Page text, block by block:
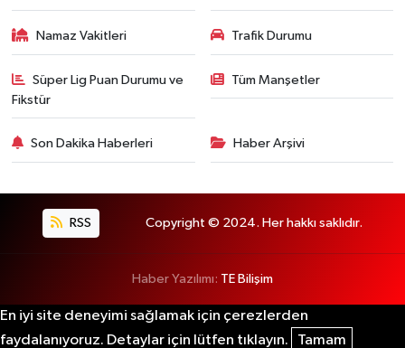
Namaz Vakitleri Trafik Durumu
Süper Lig Puan Durumu ve
Fikstür
Tüm Manşetler
Son Dakika Haberleri Haber Arşivi
RSS Copyright © 2024. Her hakkı saklıdır.
Haber Yazılımı: TE Bilişim
En iyi site deneyimi sağlamak için çerezlerden
faydalanıyoruz. Detaylar için lütfen tıklayın.
Tamam